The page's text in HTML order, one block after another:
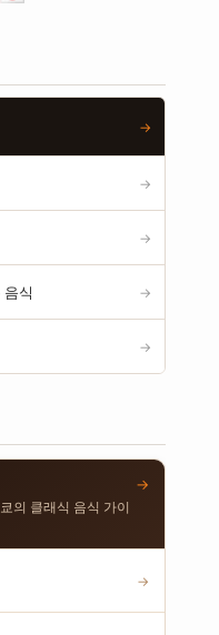
→
→
→
식 →
→
의 클래식 음식 가이
→
→